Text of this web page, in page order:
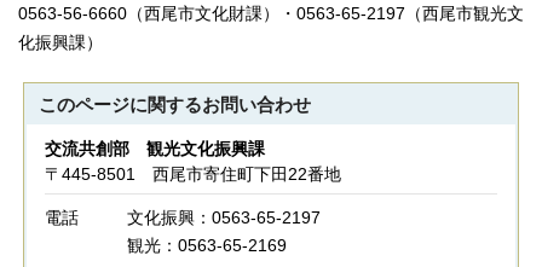
0563-56-6660（西尾市文化財課）・0563-65-2197（西尾市観光文
化振興課）
このページに関するお問い合わせ
交流共創部 観光文化振興課
〒445-8501 西尾市寄住町下田22番地
電話
文化振興：0563-65-2197
観光：0563-65-2169